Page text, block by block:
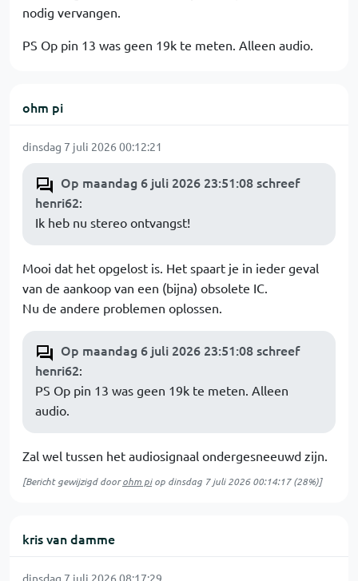
nodig vervangen.
PS Op pin 13 was geen 19k te meten. Alleen audio.
ohm pi
dinsdag 7 juli 2026 00:12:21
Op maandag 6 juli 2026 23:51:08 schreef
henri62:
Ik heb nu stereo ontvangst!
Mooi dat het opgelost is. Het spaart je in ieder geval
van de aankoop van een (bijna) obsolete IC.
Nu de andere problemen oplossen.
Op maandag 6 juli 2026 23:51:08 schreef
henri62:
PS Op pin 13 was geen 19k te meten. Alleen
audio.
Zal wel tussen het audiosignaal ondergesneeuwd zijn.
[Bericht gewijzigd doorohm piop dinsdag 7 juli 2026 00:14:17(28%)]
kris van damme
dinsdag 7 juli 2026 08:17:29